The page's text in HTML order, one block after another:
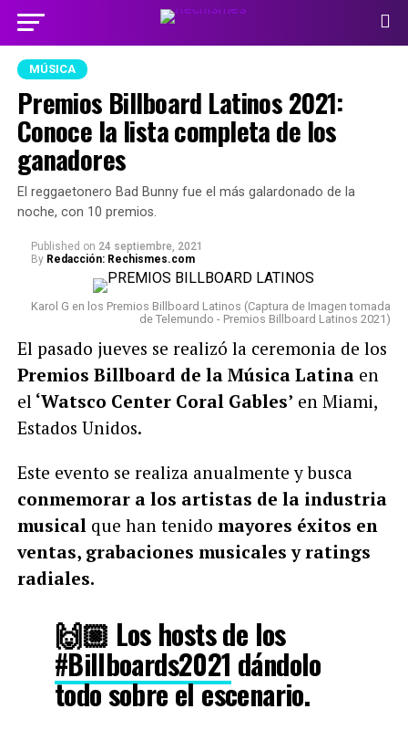
MÚSICA
Premios Billboard Latinos 2021:
Conoce la lista completa de los
ganadores
El reggaetonero Bad Bunny fue el más galardonado de la
noche, con 10 premios.
Published on 24 septiembre, 2021
By Redacción: Rechismes.com
Karol G en los Premios Billboard Latinos (Captura de Imagen tomada
de Telemundo - Premios Billboard Latinos 2021)
El pasado jueves se realizó la ceremonia de los
Premios Billboard de la Música Latinaen
el ‘Watsco Center Coral Gables’ en Miami,
Estados Unidos.
Este evento se realiza anualmente y busca
conmemorar a los artistas de la industria
musicalque han tenido mayores éxitos en
ventas, grabaciones musicales y ratings
radiales.
🙌🏼 Los hosts de los
#Billboards2021 dándolo
todo sobre el escenario.